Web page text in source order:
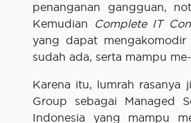
penanganan gangguan,
Kemudian
Complete IT
yang dapat
sudah ada, serta mampu me-
Karena itu, lumrah rasanya
Group sebagai Managed
Indonesia yang mampu